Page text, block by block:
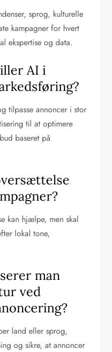
sprog, kulturelle
kampagner for hvert
ekspertise og data.
AI i
tilpasse annoncer i stor
til at optimere
baseret på
kan hjælpe, men skal
lokal tone,
man
ved
land eller sprog,
og sikre, at annoncer